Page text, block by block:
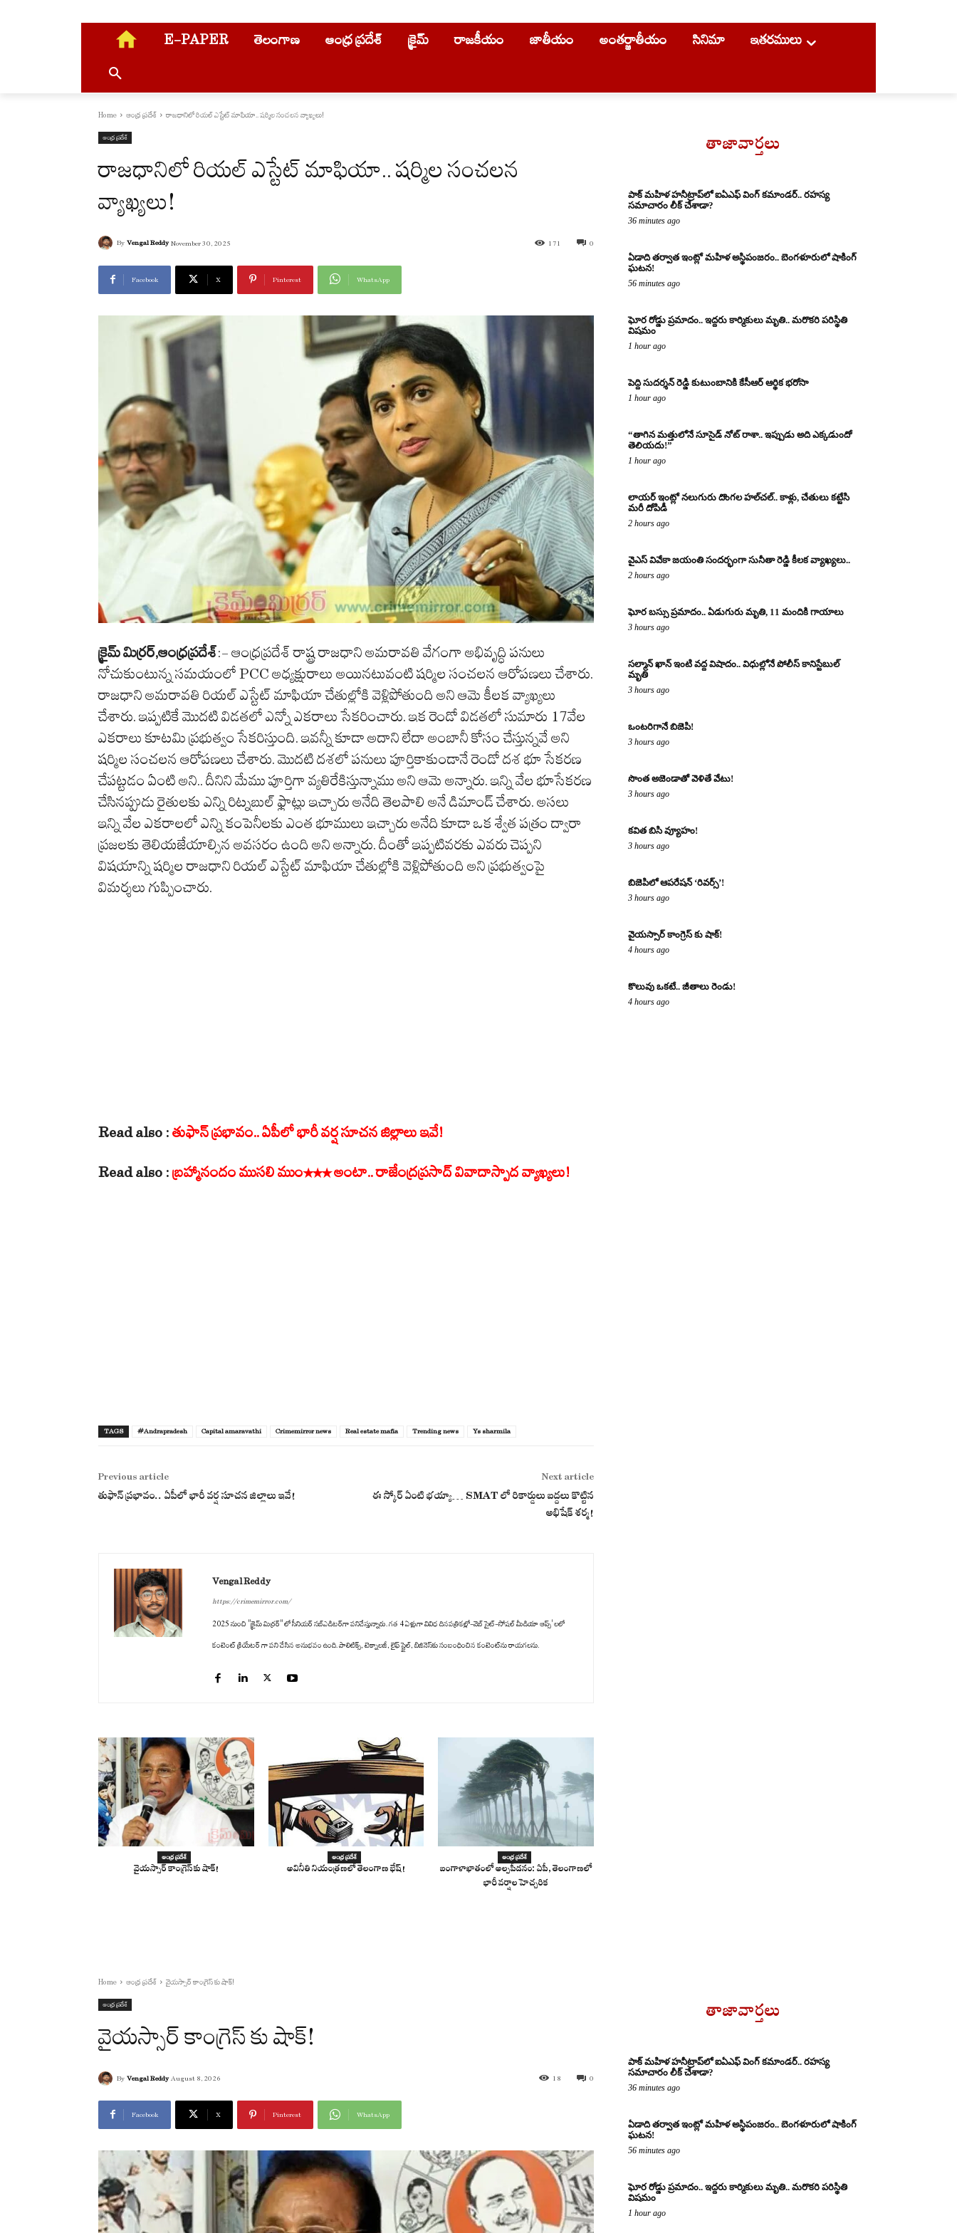
E-PAPER తెలంగాణ ఆంధ్ర ప్రదేశ్ క్రైమ్ రాజకీయం జాతీయం అంతర్జాతీయం సినిమా ఇతరములు
Home ఆంధ్ర ప్రదేశ్ రాజధానిలో రియల్ ఎస్టేట్ మాఫియా.. షర్మిల సంచలన వ్యాఖ్యలు!
ఆంధ్ర ప్రదేశ్
రాజధానిలో రియల్ ఎస్టేట్ మాఫియా.. షర్మిల సంచలన
వ్యాఖ్యలు!
By Vengal Reddy November 30, 2025 0
171
Facebook X Pinterest WhatsApp
క్రైమ్ మిర్రర్,ఆంధ్రప్రదేశ్:- ఆంధ్రప్రదేశ్ రాష్ట్ర రాజధాని అమరావతి వేగంగా అభివృద్ధి పనులు
నోచుకుంటున్న సమయంలో PCC అధ్యక్షురాలు అయినటువంటి షర్మిల సంచలన ఆరోపణలు చేశారు.
రాజధాని అమరావతి రియల్ ఎస్టేట్ మాఫియా చేతుల్లోకి వెళ్లిపోతుంది అని ఆమె కీలక వ్యాఖ్యలు
చేశారు. ఇప్పటికే మొదటి విడతలో ఎన్నో ఎకరాలు సేకరించారు. ఇక రెండో విడతలో సుమారు 17వేల
ఎకరాలు కూటమి ప్రభుత్వం సేకరిస్తుంది. ఇవన్నీ కూడా అదాని లేదా అంబానీ కోసం చేస్తున్నవే అని
షర్మిల సంచలన ఆరోపణలు చేశారు. మొదటి దశలో పనులు పూర్తికాకుండానే రెండో దశ భూ సేకరణ
చేపట్టడం ఏంటి అని.. దీనిని మేము పూర్తిగా వ్యతిరేకిస్తున్నాము అని ఆమె అన్నారు. ఇన్ని వేల భూసేకరణ
చేసినప్పుడు రైతులకు ఎన్ని రిట్నబుల్ ఫ్లాట్లు ఇచ్చారు అనేది తెలపాలి అనే డిమాండ్ చేశారు. అసలు
ఇన్ని వేల ఎకరాలలో ఎన్ని కంపెనీలకు ఎంత భూములు ఇచ్చారు అనేది కూడా ఒక శ్వేత పత్రం ద్వారా
ప్రజలకు తెలియజేయాల్సిన అవసరం ఉంది అని అన్నారు. దీంతో ఇప్పటివరకు ఎవరు చెప్పని
విషయాన్ని షర్మిల రాజధాని రియల్ ఎస్టేట్ మాఫియా చేతుల్లోకి వెళ్లిపోతుంది అని ప్రభుత్వంపై
విమర్శలు గుప్పించారు.
Read also : తుఫాన్ ప్రభావం.. ఏపీలో భారీ వర్ష సూచన జిల్లాలు ఇవే!
Read also : బ్రహ్మానందం ముసలి ముం*** అంటా.. రాజేంద్రప్రసాద్ వివాదాస్పాద వ్యాఖ్యలు!
TAGS #Andrapradesh Capital amaravathi Crimemirror news Real estate mafia Trending news Ys sharmila
Previous article
తుఫాన్ ప్రభావం.. ఏపీలో భారీ వర్ష సూచన జిల్లాలు ఇవే!
Next article
ఈ స్కోర్ ఏంటి భయ్యా… SMAT లో రికార్డులు బద్దలు కొట్టిన
అభిషేక్ శర్మ!
Vengal Reddy
https://crimemirror.com/
2025 నుంచి "క్రైమ్ మిర్రర్" లో సీనియర్ సబ్‌ఎడిటర్‌గా పనిచేస్తున్నారు. గత 4 ఏళ్లుగా వివిధ దినపత్రికల్లో-వెబ్ సైట్-సోషల్ మీడియా ఆప్స్' లలో
కంటెంట్ క్రియేటర్ గా పని చేసిన అనుభవం ఉంది. పాలిటిక్స్‌, టెక్నాలజీ, లైఫ్‌ స్టైల్‌, బిజినెస్‌కు సంబంధించిన కంటెంట్‌ను రాయగలను.
ఆంధ్ర ప్రదేశ్
వైయస్సార్ కాంగ్రెస్ కు షాక్!
ఆంధ్ర ప్రదేశ్
అవినీతి నియంత్రణలో తెలంగాణ భేష్!
ఆంధ్ర ప్రదేశ్
బంగాళాఖాతంలో అల్పపీడనం: ఏపీ, తెలంగాణలో
భారీ వర్షాల హెచ్చరిక
తాజావార్తలు
పాక్ మహిళ హనీట్రాప్‌లో ఐఏఎఫ్ వింగ్ కమాండర్.. రహస్య
సమాచారం లీక్ చేశాడా?
36 minutes ago
ఏడాది తర్వాత ఇంట్లో మహిళ అస్థిపంజరం.. బెంగళూరులో షాకింగ్
ఘటన!
56 minutes ago
ఘోర రోడ్డు ప్రమాదం.. ఇద్దరు కార్మికులు మృతి.. మరొకరి పరిస్థితి
విషమం
1 hour ago
పెద్ది సుదర్శన్ రెడ్డి కుటుంబానికి కేసీఆర్ ఆర్థిక భరోసా
1 hour ago
“తాగిన మత్తులోనే సూసైడ్ నోట్ రాశా.. ఇప్పుడు అది ఎక్కడుందో
తెలియదు!”
1 hour ago
లాయర్ ఇంట్లో నలుగురు దొంగల హల్‌చల్.. కాళ్లు, చేతులు కట్టేసి
మరీ దోపిడీ
2 hours ago
వైఎస్ వివేకా జయంతి సందర్భంగా సునీతా రెడ్డి కీలక వ్యాఖ్యలు..
2 hours ago
ఘోర బస్సు ప్రమాదం.. ఏడుగురు మృతి, 11 మందికి గాయాలు
3 hours ago
సల్మాన్ ఖాన్ ఇంటి వద్ద విషాదం.. విధుల్లోనే పోలీస్ కానిస్టేబుల్
మృతి
3 hours ago
ఒంటరిగానే బిజెపి!
3 hours ago
సొంత అజెండాతో వెళితే వేటు!
3 hours ago
కవిత బిసి వ్యూహం!
3 hours ago
బిజెపిలో ఆపరేషన్ ‘రివర్స్’!
3 hours ago
వైయస్సార్ కాంగ్రెస్ కు షాక్!
4 hours ago
కొలువు ఒకటే.. జీతాలు రెండు!
4 hours ago